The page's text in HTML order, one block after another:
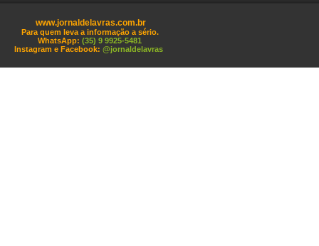
www.jornaldelavras.com.br
Para quem leva a informação a sério.
WhatsApp: (35) 9 9925-5481
Instagram e Facebook: @jornaldelavras